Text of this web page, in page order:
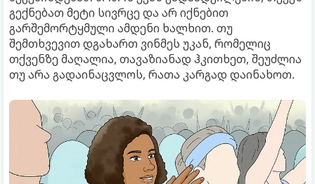
გექნებათ მეტი სივრცე და არ იქნებით
გარშემორტყმული ამდენი ხალხით. თუ
შემთხვევით დგახართ ვინმეს უკან, რომელიც
თქვენზე მაღალია, თავაზიანად ჰკითხეთ, შეუძლია
თუ არა გადაინაცვლოს, რათა კარგად დაინახოთ.